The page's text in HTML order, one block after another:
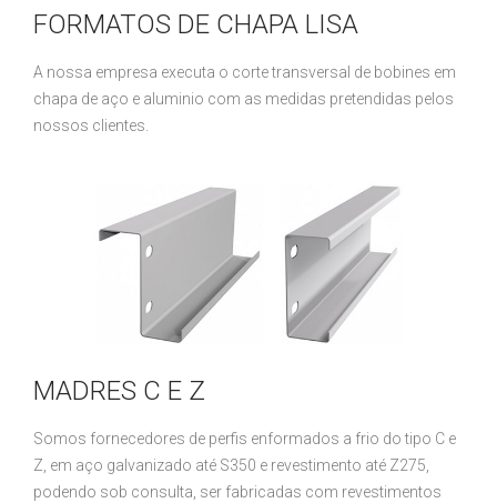
FORMATOS DE CHAPA LISA
A nossa empresa executa o corte transversal de bobines em
chapa de aço e aluminio com as medidas pretendidas pelos
nossos clientes.
MADRES C E Z
Somos fornecedores de perfis enformados a frio do tipo C e
Z, em aço galvanizado até S350 e revestimento até Z275,
podendo sob consulta, ser fabricadas com revestimentos